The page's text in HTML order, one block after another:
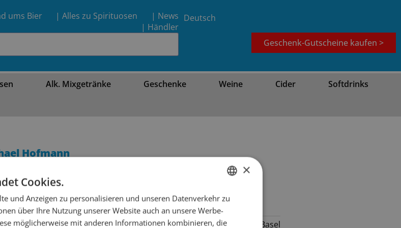
ums Bier | Alles zu Spirituosen
| News
| Händler
Deutsch
Geschenk-Gutscheine kaufen >
Alk. Mixgetränke Geschenke Weine Cider
Softdrinks
Hofmann
Lead Wine
Bahnhof Basel SBB, Centralbahnstrasse 16, 4051 Basel
GERMAN
FRENCH
×
Cookies.
und Anzeigen zu personalisieren und unseren Datenverkehr zu
über Ihre Nutzung unserer Website auch an unsere Werbe-
möglicherweise mit anderen Informationen kombinieren, die